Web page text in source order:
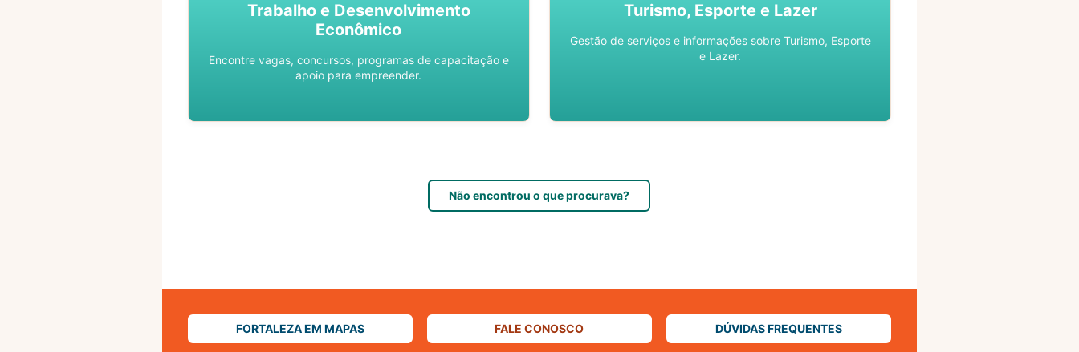
Trabalho e Desenvolvimento
Econômico
Encontre vagas, concursos, programas de capacitação e
apoio para empreender.
Turismo, Esporte e Lazer
Gestão de serviços e informações sobre Turismo, Esporte
e Lazer.
Não encontrou o que procurava?
FORTALEZA EM MAPAS FALE CONOSCO DÚVIDAS FREQUENTES